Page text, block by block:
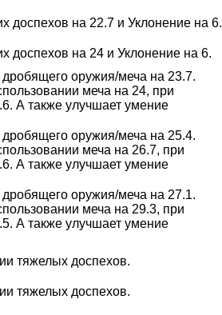
доспехов на 22.7 и Уклонение на 6.
доспехов на 24 и Уклонение на 6.
оружия/меча на 23.7.
меча на 24, при
А также улучшает умение
оружия/меча на 25.4.
меча на 26.7, при
А также улучшает умение
оружия/меча на 27.1.
меча на 29.3, при
А также улучшает умение
тяжелых доспехов.
тяжелых доспехов.